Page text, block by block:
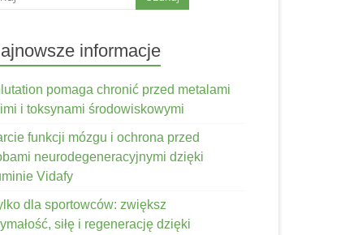
informacje
pomaga chronić przed metalami
i toksynami środowiskowymi
funkcji mózgu i ochrona przed
neurodegeneracyjnymi dzięki
Vidafy
dla sportowców: zwiększ
siłę i regenerację dzięki